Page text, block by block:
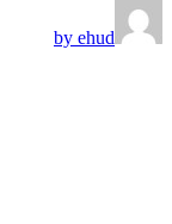
by ehud